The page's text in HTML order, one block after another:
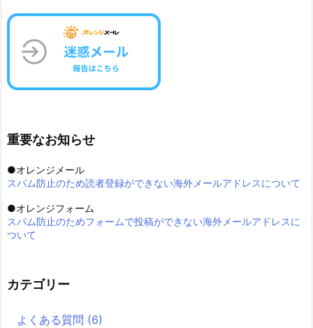
重要なお知らせ
●オレンジメール
スパム防止のため読者登録ができない海外メールアドレスについて
●オレンジフォーム
スパム防止のためフォームで投稿ができない海外メールアドレスに
ついて
カテゴリー
よくある質問 (6)